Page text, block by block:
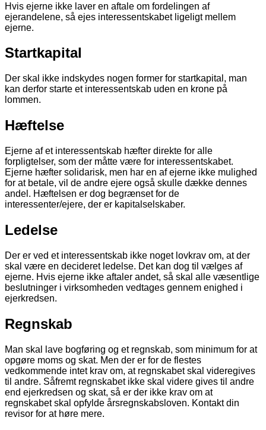
Hvis ejerne ikke laver en aftale om fordelingen af
ejerandelene, så ejes interessentskabet ligeligt mellem
ejerne.
Startkapital
Der skal ikke indskydes nogen former for startkapital, man
kan derfor starte et interessentskab uden en krone på
lommen.
Hæftelse
Ejerne af et interessentskab hæfter direkte for alle
forpligtelser, som der måtte være for interessentskabet.
Ejerne hæfter solidarisk, men har en af ejerne ikke mulighed
for at betale, vil de andre ejere også skulle dække dennes
andel. Hæftelsen er dog begrænset for de
interessenter/ejere, der er kapitalselskaber.
Ledelse
Der er ved et interessentskab ikke noget lovkrav om, at der
skal være en decideret ledelse. Det kan dog til vælges af
ejerne. Hvis ejerne ikke aftaler andet, så skal alle væsentlige
beslutninger i virksomheden vedtages gennem enighed i
ejerkredsen.
Regnskab
Man skal lave bogføring og et regnskab, som minimum for at
opgøre moms og skat. Men der er for de flestes
vedkommende intet krav om, at regnskabet skal videregives
til andre. Såfremt regnskabet ikke skal videre gives til andre
end ejerkredsen og skat, så er der ikke krav om at
regnskabet skal opfylde årsregnskabsloven. Kontakt din
revisor for at høre mere.